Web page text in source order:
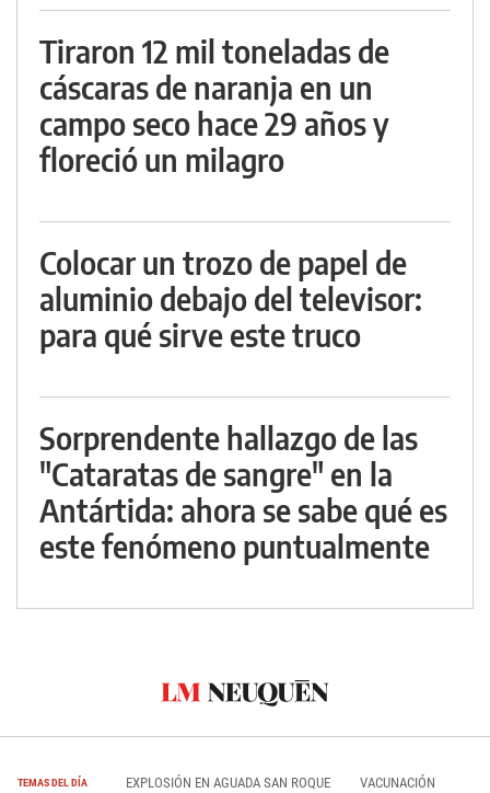
Tiraron 12 mil toneladas de
cáscaras de naranja en un
campo seco hace 29 años y
floreció un milagro
Colocar un trozo de papel de
aluminio debajo del televisor:
para qué sirve este truco
Sorprendente hallazgo de las
"Cataratas de sangre" en la
Antártida: ahora se sabe qué es
este fenómeno puntualmente
TEMAS DEL DÍA EXPLOSIÓN EN AGUADA SAN ROQUE VACUNACIÓN